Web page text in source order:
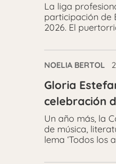
La liga
participación de
2026. El
NOELIA BERTOL
Gloria
celebración
Un año más, la
de música,
lema ‘Todos los